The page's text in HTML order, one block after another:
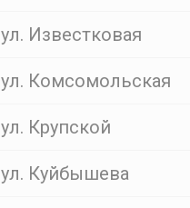
ул. Известковая
ул. Комсомольская
ул. Крупской
ул. Куйбышева